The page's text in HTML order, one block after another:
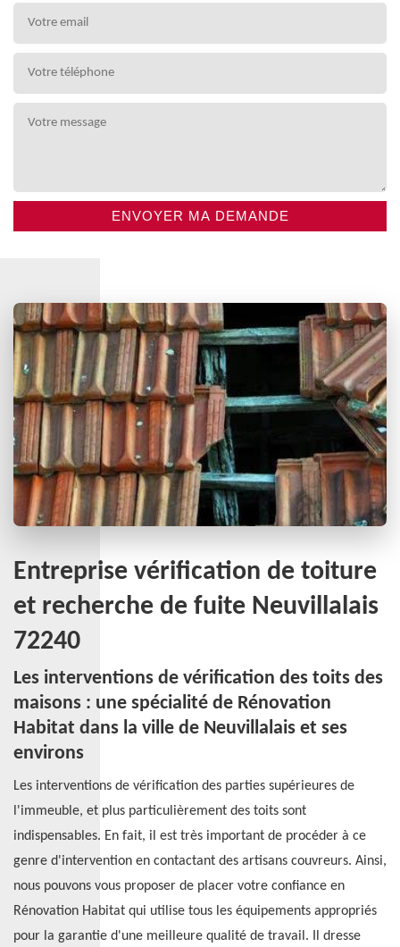
Entreprise vérification de toiture
et recherche de fuite Neuvillalais
72240
Les interventions de vérification des toits des
maisons : une spécialité de Rénovation
Habitat dans la ville de Neuvillalais et ses
environs
Les interventions de vérification des parties supérieures de
l'immeuble, et plus particulièrement des toits sont
indispensables. En fait, il est très important de procéder à ce
genre d'intervention en contactant des artisans couvreurs. Ainsi,
nous pouvons vous proposer de placer votre confiance en
Rénovation Habitat qui utilise tous les équipements appropriés
pour la garantie d'une meilleure qualité de travail. Il dresse